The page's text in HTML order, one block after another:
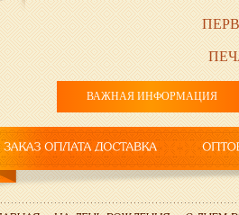
ВАЖНАЯ ИНФОРМАЦИЯ